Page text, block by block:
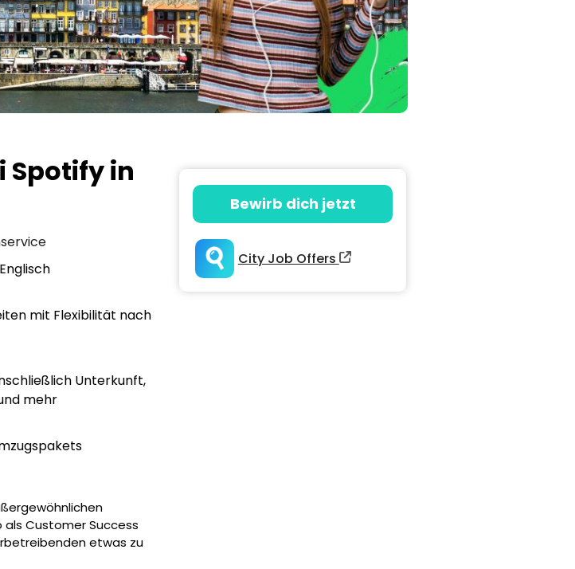
Spotify in
mit Flexibilität nach
Unterkunft,
mehr
als Customer Success
etwas zu
Bewirb dich jetzt
City Job Offers